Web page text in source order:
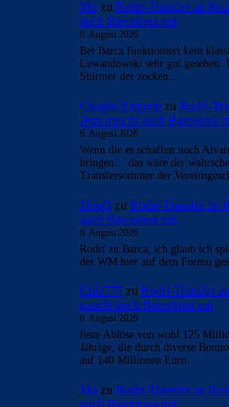
- Anzeige -